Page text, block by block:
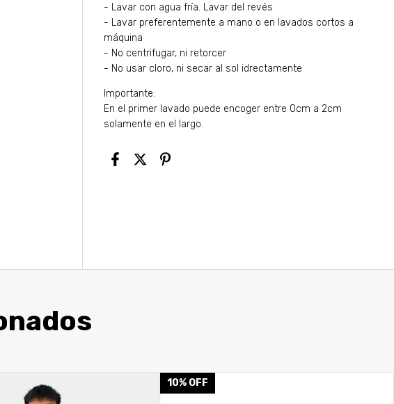
- Lavar con agua fría. Lavar del revés
- Lavar preferentemente a mano o en lavados cortos a
máquina
- No centrifugar, ni retorcer
- No usar cloro, ni secar al sol idrectamente
Importante:
En el primer lavado puede encoger entre 0cm a 2cm
solamente en el largo.
10% OFF